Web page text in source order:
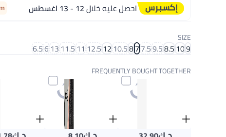
احصل عليه خلال12 - 13 اغسطس
SIZE
9
10
8.5
9.5
7.5
7
8
10.5
12
12.5
11
11.5
13
6
6.5
FREQUENTLY BOUGHT TOGETHER